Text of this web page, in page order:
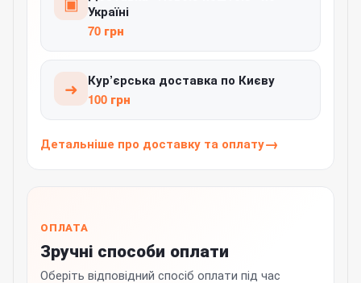
Україні
70 грн
➜
Кур’єрська доставка по Києву
100 грн
Детальніше про доставку та оплату
ОПЛАТА
Зручні способи оплати
Оберіть відповідний спосіб оплати під час